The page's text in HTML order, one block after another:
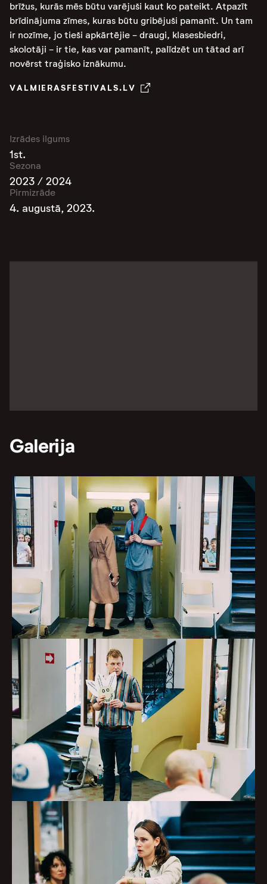
brīžus, kurās mēs būtu varējuši kaut ko pateikt. Atpazīt
brīdinājuma zīmes, kuras būtu gribējuši pamanīt. Un tam
ir nozīme, jo tieši apkārtējie - draugi, klasesbiedri,
skolotāji - ir tie, kas var pamanīt, palīdzēt un tātad arī
novērst traģisko iznākumu.
VALMIERASFESTIVALS.LV
Izrādes ilgums
1st.
Sezona
2023 / 2024
Pirmizrāde
4. augustā, 2023.
Galerija